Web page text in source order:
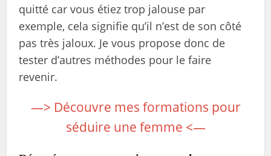
quitté car vous étiez trop jalouse par
exemple, cela signifie qu’il n’est de son côté
pas très jaloux. Je vous propose donc de
tester d’autres méthodes pour le faire
revenir.
—> Découvre mes formations pour
séduire une femme <—